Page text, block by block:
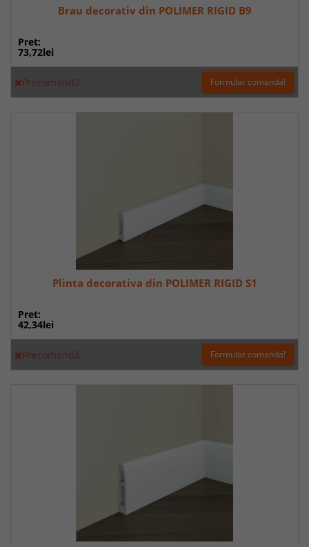
Brau decorativ din POLIMER RIGID B9
Pret:
73,72lei
Precomandă Formular comanda!
Plinta decorativa din POLIMER RIGID S1
Pret:
42,34lei
Precomandă Formular comanda!